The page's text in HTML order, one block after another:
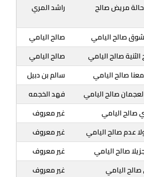
مريض صالح
راشد المري
صالح اليامي
صالح اليامي
صالح اليامي
صالح اليامي
صالح اليامي
سالم بن دبيل
صالح اليامي
فهد الخجمه
صالح اليامي
غير معروف
عدم صالح اليامي
غير معروف
صالح اليامي
غير معروف
اليامي
غير معروف